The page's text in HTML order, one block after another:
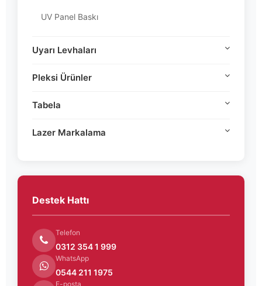
UV Panel Baskı
Uyarı Levhaları
Pleksi Ürünler
Tabela
Lazer Markalama
Destek Hattı
Telefon
0312 354 1 999
WhatsApp
0544 211 1975
E-posta